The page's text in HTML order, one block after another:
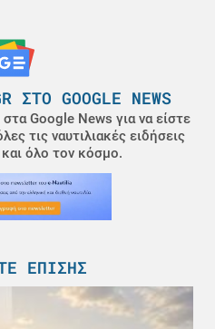
GOOGLE NEWS
Google News για να είστε
τις ναυτιλιακές ειδήσεις
όλο τον κόσμο.
ΕΠΊΣΗΣ